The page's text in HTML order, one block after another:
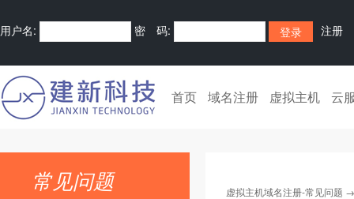
用户名: 密 码: 注册
首页 域名注册 虚拟主机 云
常见问题 虚拟主机域名注册-常见问题